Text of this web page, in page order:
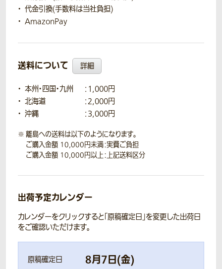
代金引換(手数料は当社負担)
AmazonPay
送料について 詳細
本州・四国・九州
：1,000円
北海道
：2,000円
沖縄
：3,000円
離島への送料は以下のようになります。
ご購入金額 10,000円未満：実費ご負担
ご購入金額 10,000円以上：上記送料区分
出荷予定カレンダー
カレンダーをクリックすると「原稿確定日」を変更した出荷日
をご確認いただけます。
原稿確定日 8月7日(金)